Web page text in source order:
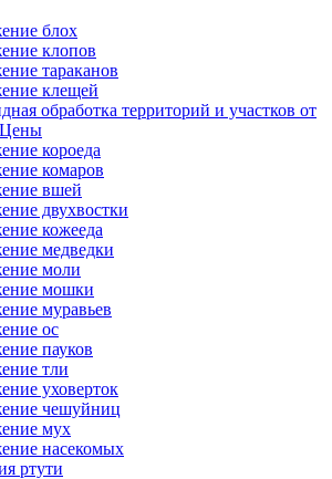
блох
клопов
тараканов
клещей
обработка территорий и участков от
короеда
комаров
вшей
двухвостки
кожееда
медведки
моли
мошки
муравьев
ос
пауков
тли
уховерток
чешуйниц
мух
насекомых
ртути